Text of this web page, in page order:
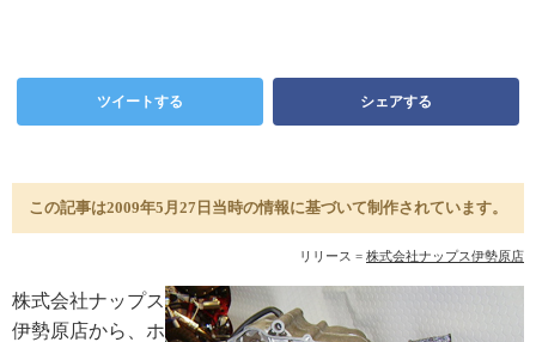
ツイートする シェアする
この記事は2009年5月27日当時の情報に基づいて制作されています。
リリース = 株式会社ナップス伊勢原店
株式会社ナップス
伊勢原店から、ホ